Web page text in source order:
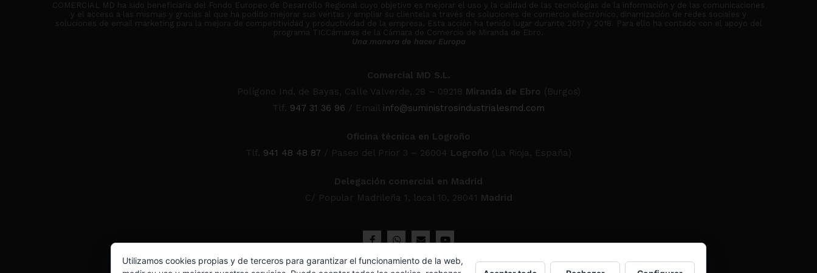
COMERCIAL MD ha sido beneficiaria del Fondo Europeo de Desarrollo Regional cuyo objetivo es mejorar el uso y la calidad de las tecnologías de la información y de las comunicaciones
y el acceso a las mismas y gracias al que ha podido mejorar sus ventas y ampliar su clientela a través de soluciones de comercio electrónico, dinamización de redes sociales y
soluciones de email marketing para la mejora de competitividad y productividad de la empresa. Esta acción ha tenido lugar durante 2017 y 2018. Para ello ha contado con el apoyo del
programa TICCámaras de la Cámara de Comercio de Miranda de Ebro.
Una manera de hacer Europa
Comercial MD S.L.
Polígono Ind. de Bayas, Calle Valverde, 28 – 09218 Miranda de Ebro (Burgos)
Tlf. 947 31 36 96 / Email info@suministrosindustrialesmd.com
Oficina técnica en Logroño
Tlf. 941 48 48 87 / Paseo del Prior 3 – 26004 Logroño (La Rioja, España)
Delegación comercial en Madrid
C/ Popular Madrileña 1, local 10, 28041 Madrid
Utilizamos cookies propias y de terceros para garantizar el funcionamiento de la web,